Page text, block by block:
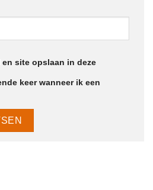
en site opslaan in deze
keer wanneer ik een